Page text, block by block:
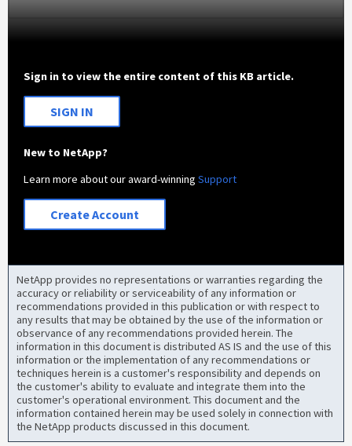
Sign in to view the entire content of this KB article.
SIGN IN
New to NetApp?
Learn more about our award-winningSupport
Create Account
NetApp provides no representations or warranties regarding the
accuracy or reliability or serviceability of any information or
recommendations provided in this publication or with respect to
any results that may be obtained by the use of the information or
observance of any recommendations provided herein. The
information in this document is distributed AS IS and the use of this
information or the implementation of any recommendations or
techniques herein is a customer's responsibility and depends on
the customer's ability to evaluate and integrate them into the
customer's operational environment. This document and the
information contained herein may be used solely in connection with
the NetApp products discussed in this document.